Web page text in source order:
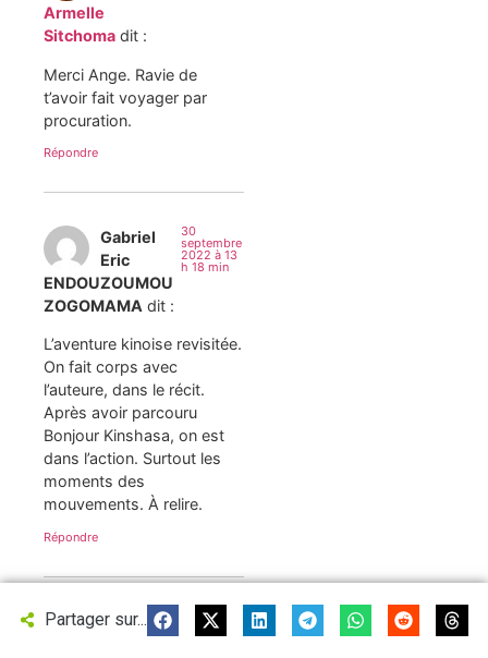
Armelle
Sitchoma dit :
Merci Ange. Ravie de
t’avoir fait voyager par
procuration.
Répondre
Gabriel
Eric
ENDOUZOUMOU
ZOGOMAMA dit :
30
septembre
2022 à 13
h 18 min
L’aventure kinoise revisitée.
On fait corps avec
l’auteure, dans le récit.
Après avoir parcouru
Bonjour Kinshasa, on est
dans l’action. Surtout les
moments des
mouvements. À relire.
Répondre
10 octobre
2022 à 11 h
52 min
Partager sur...